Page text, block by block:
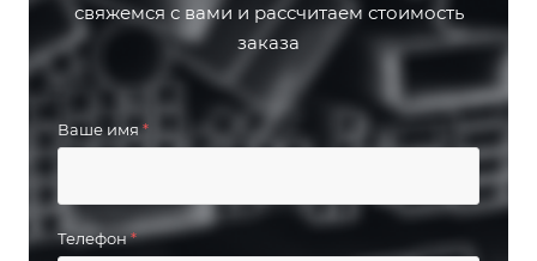
свяжемся с вами и рассчитаем стоимость
заказа
Ваше имя *
Телефон*